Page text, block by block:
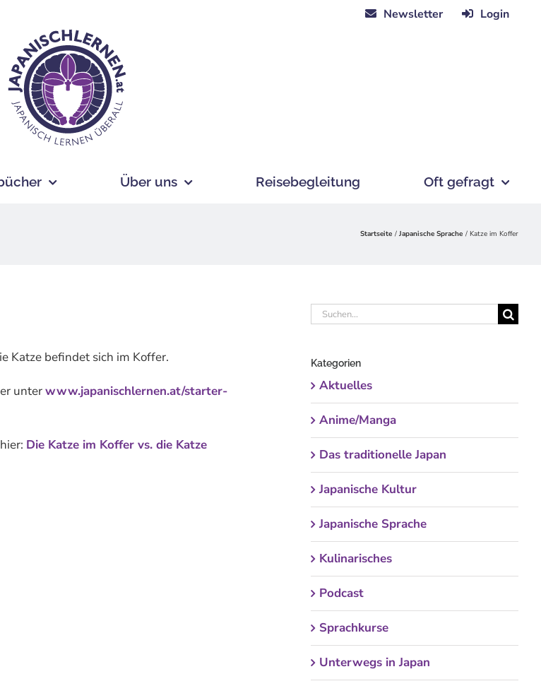
Newsletter Login
Über uns Reisebegleitung Oft gefragt
Startseite Japanische Sprache Katze im Koffer
Katze befindet sich im Koffer.
unterwww.japanischlernen.at/starter-
Die Katze im Koffer vs. die Katze
Suche
Kategorien
Aktuelles
Anime/Manga
Das traditionelle Japan
Japanische Kultur
Japanische Sprache
Kulinarisches
Podcast
Sprachkurse
Unterwegs in Japan